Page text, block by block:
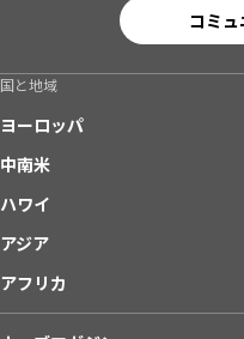
コミ
国と地域
ヨーロッパ
中南米
ハワイ
アジア
アフリカ